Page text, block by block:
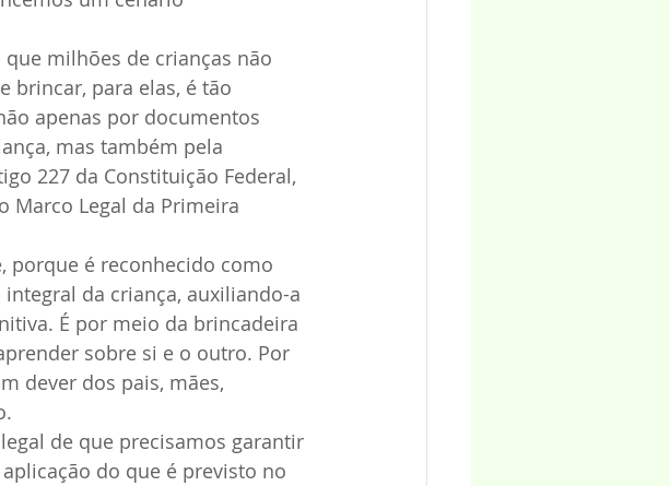
milhões de crianças não
brincar, para elas, é tão
apenas por documentos
mas também pela
227 da Constituição Federal,
Marco Legal da Primeira
porque é reconhecido como
da criança, auxiliando-a
É por meio da brincadeira
sobre si e o outro. Por
dever dos pais, mães,
de que precisamos garantir
do que é previsto no